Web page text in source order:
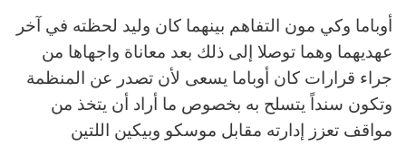
أوباما وكي مون التفاهم بينهما كان وليد لحظته في آخر
عهديهما وهما توصلا إلى ذلك بعد معاناة واجهاها من
جراء قرارات كان أوباما يسعى لأن تصدر عن المنظمة
وتكون سنداً يتسلح به بخصوص ما أراد أن يتخذ من
مواقف تعزز إدارته مقابل موسكو وبيكين اللتين